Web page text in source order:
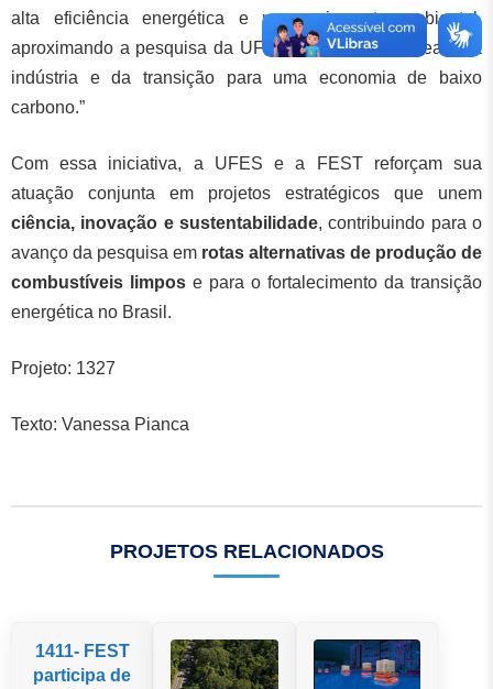
alta eficiência energética e menor impacto ambiental,
aproximando a pesquisa da UFES das demandas reais da
indústria e da transição para uma economia de baixo
carbono.”
Com essa iniciativa, a UFES e a FEST reforçam sua
atuação conjunta em projetos estratégicos que unem
ciência, inovação e sustentabilidade, contribuindo para o
avanço da pesquisa em rotas alternativas de produção de
combustíveis limpos e para o fortalecimento da transição
energética no Brasil.
Projeto: 1327
Texto: Vanessa Pianca
PROJETOS RELACIONADOS
1411- FEST
participa de